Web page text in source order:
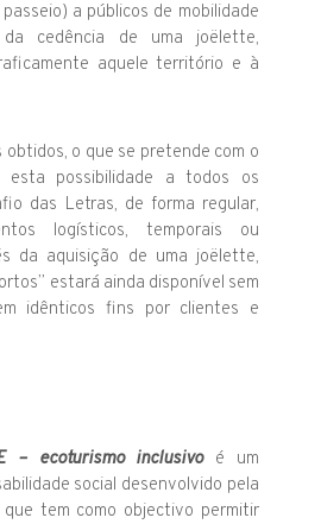
a públicos de mobilidade
da cedência de uma joëlette,
aquele território e à
obtidos, o que se pretende com o
esta possibilidade a todos os
das Letras, de forma regular,
logísticos, temporais ou
da aquisição de uma joëlette,
estará ainda disponível sem
idênticos fins por clientes e
– ecoturismo inclusivoé um
social desenvolvido pela
tem como objectivo permitir